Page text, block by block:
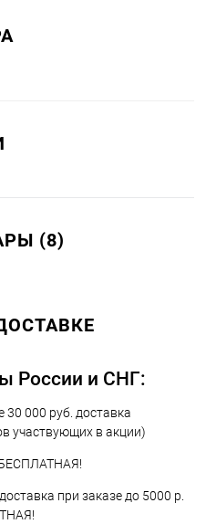
(8)
России и СНГ:
000 руб. доставка
участвующих в акции)
при заказе до 5000 р.